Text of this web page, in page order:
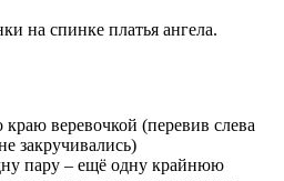
на спинке платья ангела.
веревочкой (перевив слева
закручивались)
пару – ещё одну крайнюю